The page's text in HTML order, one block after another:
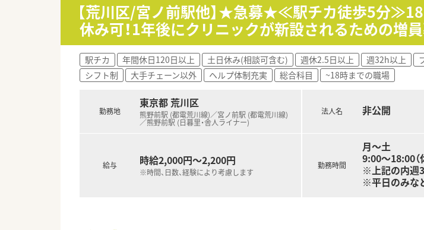
【荒川区/宮ノ前駅他】★急募★≪駅チカ徒歩5分
休み可！1年後にクリニックが新設されるための増
駅チカ 年間休日120日以上 土日休み(相談可含む) 週休2.5日以上 週32h以上
シフト制
大手チェーン以外 ヘルプ体制充実 総合科目 ~18時までの職場
勤務地
東京都 荒川区
熊野前駅 (都電荒川線)／宮ノ前駅 (都電荒川線)
／熊野前駅 (日暮里・舎人ライナー)
給与 時給2,000円～2,200円
※時間、日数、経験により考慮します
法人名 非公開
勤務時間
月～土
9:00～18:00（
※上記の内週
※平日のみな